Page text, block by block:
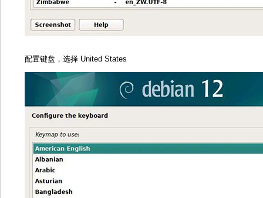
配置键盘，选择 United States